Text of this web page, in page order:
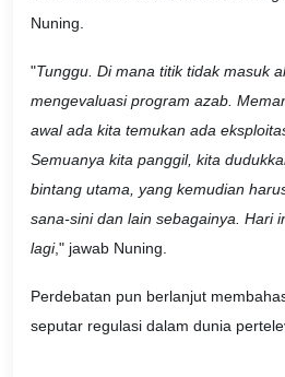
Nuning.
"Tunggu. Di mana titik tidak masuk
mengevaluasi program azab.
awal ada kita temukan ada
Semuanya kita panggil, kita
bintang utama, yang kemudian
sana-sini dan lain sebagainya. Hari
lagi," jawab Nuning.
Perdebatan pun berlanjut
seputar regulasi dalam dunia